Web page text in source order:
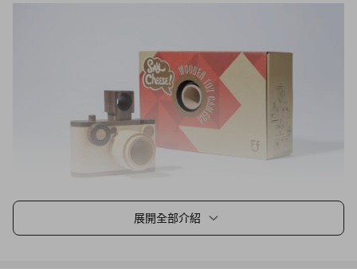
展開全部介紹
不僅可給孩子們玩耍，更是相機迷們更加不能錯過的收藏逸品!